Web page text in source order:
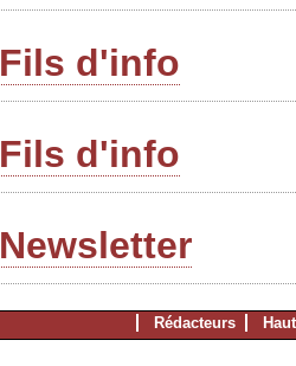
Fils d'info
Fils d'info
Newsletter
Rédacteurs